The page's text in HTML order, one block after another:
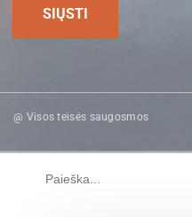
@ Visos teisės saugosmos